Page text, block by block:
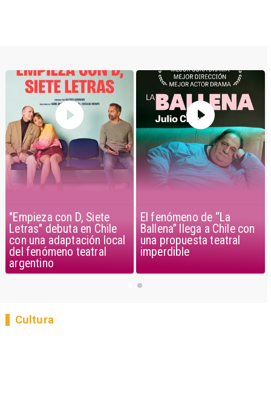
"Empieza con D, Siete
Letras" debuta en Chile
con una adaptación local
del fenómeno teatral
argentino
El fenómeno de “La
Ballena” llega a Chile con
una propuesta teatral
imperdible
Cultura